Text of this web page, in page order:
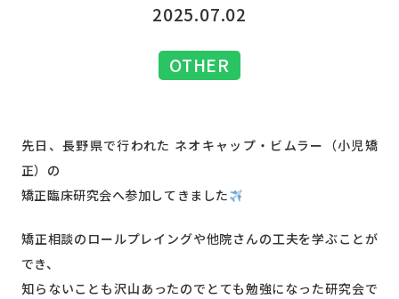
2025.07.02
OTHER
先日、長野県で行われた ネオキャップ・ビムラー（小児矯
正）の
矯正臨床研究会へ参加してきました
矯正相談のロールプレイングや他院さんの工夫を学ぶことが
でき、
知らないことも沢山あったのでとても勉強になった研究会で